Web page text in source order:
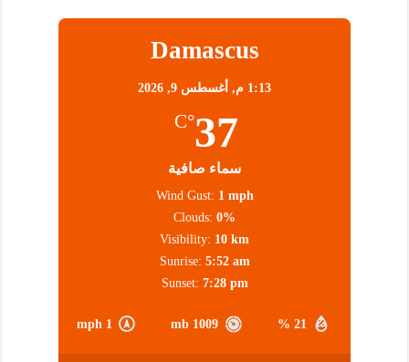
Damascus
1:13 م, أغسطس 9, 2026
37
°C
سماء صافية
21 %
1009 mb
1 mph
Wind Gust: 1 mph
Clouds: 0%
Visibility: 10 km
Sunrise: 5:52 am
Sunset: 7:28 pm